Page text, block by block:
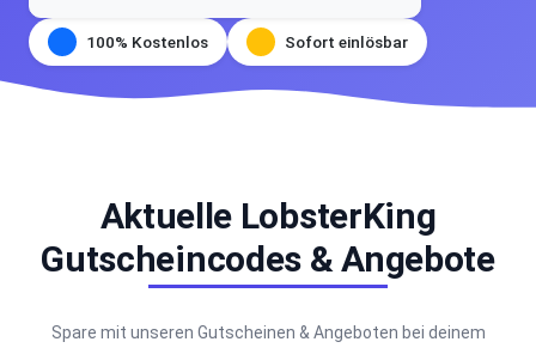
100% Kostenlos Sofort einlösbar
Aktuelle LobsterKing
Gutscheincodes & Angebote
Spare mit unseren Gutscheinen & Angeboten bei deinem